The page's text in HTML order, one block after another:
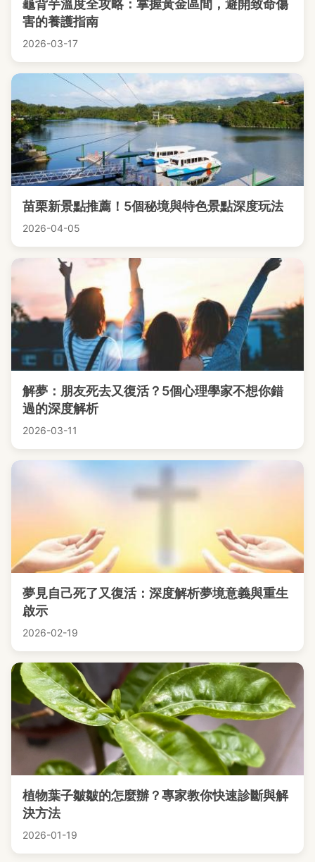
龜背芋溫度全攻略：掌握黃金區間，避開致命傷
害的養護指南
2026-03-17
苗栗新景點推薦！5個秘境與特色景點深度玩法
2026-04-05
解夢：朋友死去又復活？5個心理學家不想你錯
過的深度解析
2026-03-11
夢見自己死了又復活：深度解析夢境意義與重生
啟示
2026-02-19
植物葉子皺皺的怎麼辦？專家教你快速診斷與解
決方法
2026-01-19